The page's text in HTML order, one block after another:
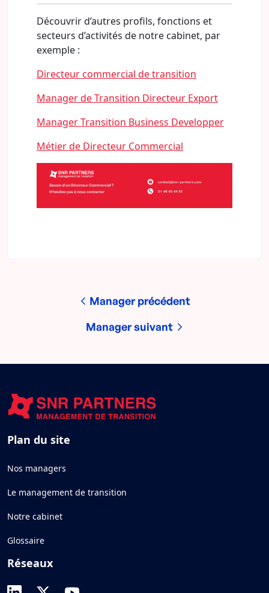
Découvrir d’autres profils, fonctions et
secteurs d’activités de notre cabinet, par
exemple :
Directeur commercial de transition
Manager de Transition Directeur Export
Manager Transition Business Developper
Métier de Directeur Commercial
Manager précédent
Manager suivant
Plan du site
Nos managers
Le management de transition
Notre cabinet
Glossaire
Réseaux